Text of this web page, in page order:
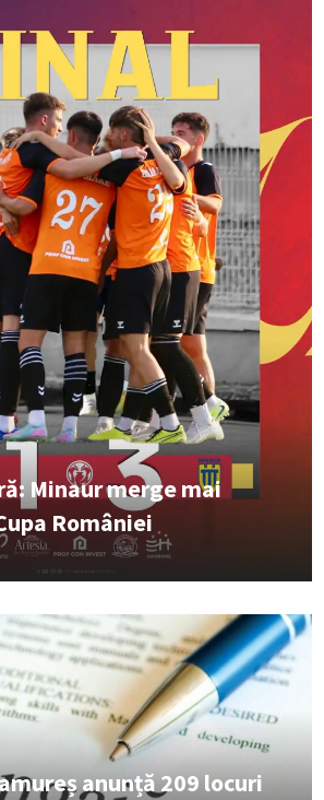
Minaur merge mai
României
anunță 209 locuri